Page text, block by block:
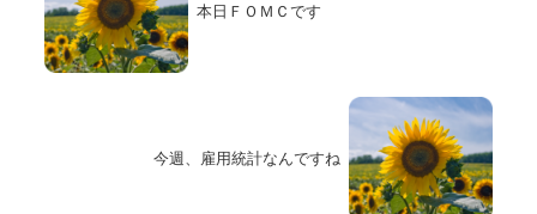
本日ＦＯＭＣです
今週、雇用統計なんですね